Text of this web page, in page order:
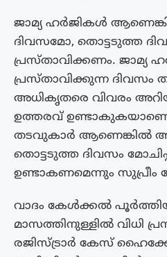
ജാമ്യ ഹർജികൾ
ദിവസമോ, തൊട്ടടുത്ത
പ്രസ്‌താവിക്കണം. ജാമ്യ
പ്രസ്‌താവിക്കുന്ന ദിവസം
അധികൃതരെ വിവരം
ഉത്തരവ്
തടവുകാർ ആണെങ്കിൽ
തൊട്ടടുത്ത ദിവസം
ഉണ്ടാകണമെന്നും സുപ്രീം
വാദം കേൾക്കൽ
മാസത്തിനുള്ളിൽ വിധി
രജിസ്ട്രാർ കേസ്